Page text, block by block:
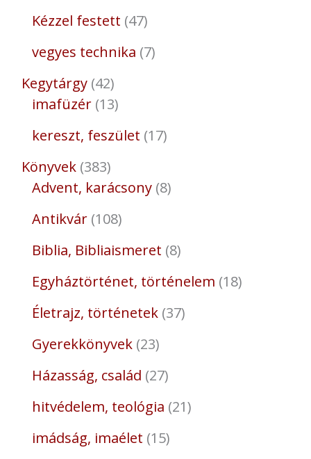
Kézzel festett 47
vegyes technika 7
Kegytárgy 42
imafüzér 13
kereszt, feszület 17
Könyvek 383
Advent, karácsony 8
Antikvár 108
Biblia, Bibliaismeret 8
Egyháztörténet, történelem 18
Életrajz, történetek 37
Gyerekkönyvek 23
Házasság, család 27
hitvédelem, teológia 21
imádság, imaélet 15